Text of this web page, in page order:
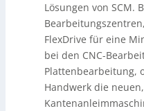
Lösungen von SCM.
FlexDrive für eine
bei den CNC-
Plattenbearbeitung,
Handwerk die